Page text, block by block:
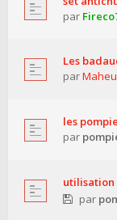
par
Les
parMaheu
les
par
utilisation
par